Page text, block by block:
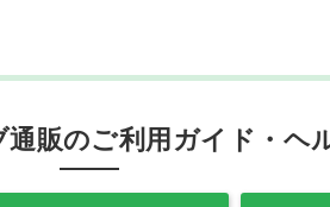
通販のご利用ガイド・ヘ